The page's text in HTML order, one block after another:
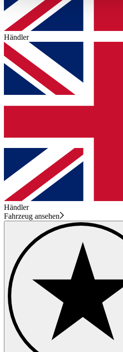
haben oder die sie im Rahmen
gesammelt haben.
Händler
Händler
Fahrzeug ansehen